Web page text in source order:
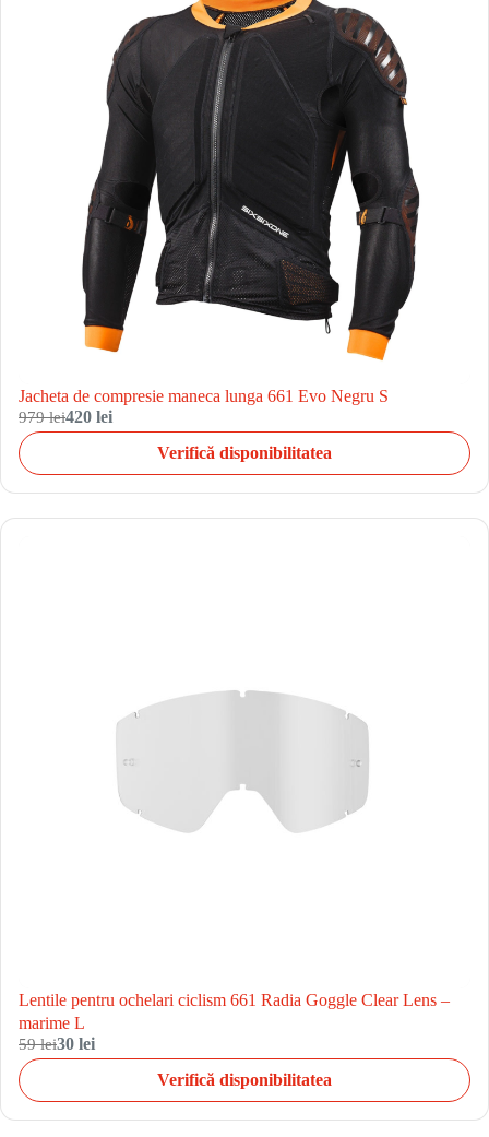
Jacheta de compresie maneca lunga 661 Evo Negru S
979 lei420 lei
Verifică disponibilitatea
Lentile pentru ochelari ciclism 661 Radia Goggle Clear Lens –
marime L
59 lei30 lei
Verifică disponibilitatea